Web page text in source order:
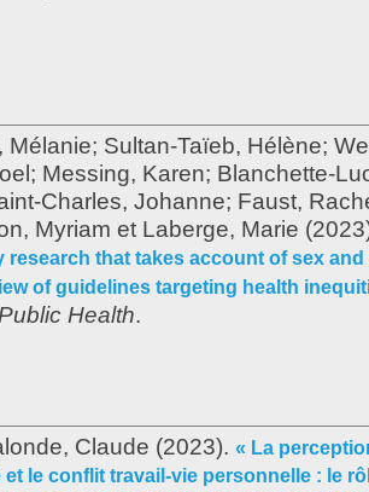
Mélanie; Sultan-Taïeb, Hélène;
; Messing, Karen; Blanchette-
Charles, Johanne; Faust,
Myriam et Laberge, Marie
research that takes account of sex
of guidelines targeting health
Health.
Claude (2023). « La
le conflit travail-vie personnelle : le